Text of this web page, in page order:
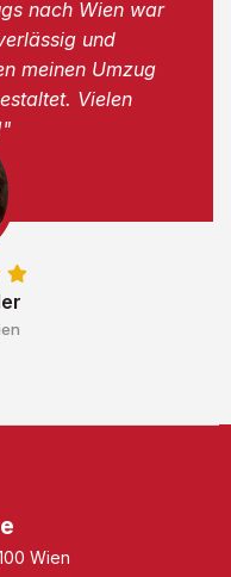
nach Wien war
und
meinen Umzug
Vielen
Wien